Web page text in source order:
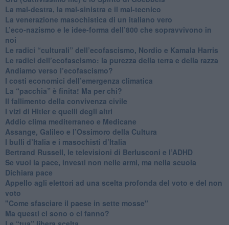
​La mal-destra, la mal-sinistra e il mal-tecnico
​La venerazione masochistica di un italiano vero
​L’eco-nazismo e le idee-forma dell’800 che sopravvivono in
noi
​Le radici “culturali” dell’ecofascismo, Nordio e Kamala Harris
Le radici dell’ecofascismo: la purezza della terra e della razza
Andiamo verso l’ecofascismo?
I costi economici dell’emergenza climatica
​La “pacchia” è finita! Ma per chi?
​Il fallimento della convivenza civile
​I vizi di Hitler e quelli degli altri
Addio clima mediterraneo e Medicane
​Assange, Galileo e l’Ossimoro della Cultura
​I bulli d’Italia e i masochisti d’Italia
​Bertrand Russell, le televisioni di Berlusconi e l’ADHD
​Se vuoi la pace, investi non nelle armi, ma nella scuola
​Dichiara pace
​Appello agli elettori ad una scelta profonda del voto e del non
voto
"Come sfasciare il paese in sette mosse"
​Ma questi ci sono o ci fanno?